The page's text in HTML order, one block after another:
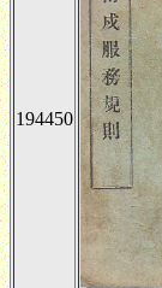
194450